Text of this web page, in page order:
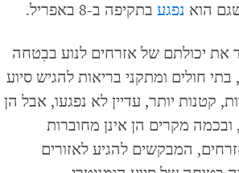
הוא נפגע בתקיפה ב-8 באפריל.
את יכולתם של אזרחים לנוע בבִטחה
חולים ומתקני בריאות להגיש סיוע
קטנות יותר, עדיין לא נפגעו, אבל הן
מקרים הן אינן מחוברות
המבקשים להגיע לאזורים